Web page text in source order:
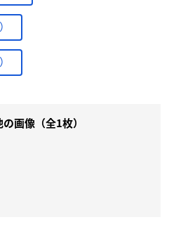
画像（全1枚）